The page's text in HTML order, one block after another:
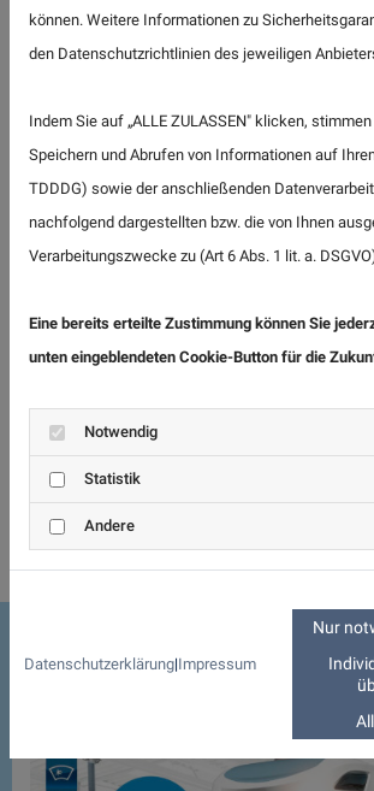
Herstellergarantie und Mobilitätsgarantie
Aktuelles
Mein Fahrzeugmuss zum “TÜV” bzw. zur
Hauptuntersuchung "HU“
können. Weitere Informationen zu
den Datenschutzrichtlinien des jeweiligen
Indem Sie auf „ALLE ZULASSEN" klicken,
Speichern und Abrufen von Informationen auf
TDDDG) sowie der anschließenden
nachfolgend dargestellten bzw. die von Ihnen
Verarbeitungszwecke zu (Art 6 Abs. 1 lit. a.
Eine bereits erteilte Zustimmung können Sie
unten eingeblendeten Cookie-Button für die
Notwendig
Statistik
Andere
Datenschutzerklärung|Impressum
Nur